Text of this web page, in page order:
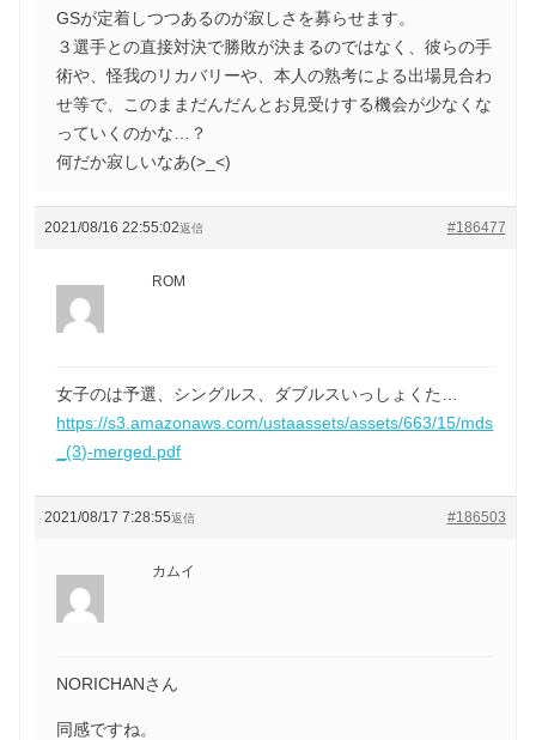
GSが定着しつつあるのが寂しさを募らせます。
３選手との直接対決で勝敗が決まるのではなく、彼らの手
術や、怪我のリカバリーや、本人の熟考による出場見合わ
せ等で、このままだんだんとお見受けする機会が少なくな
っていくのかな…？
何だか寂しいなあ(>_<)
2021/08/16 22:55:02 #186477
返信
ROM
女子のは予選、シングルス、ダブルスいっしょくた…
https://s3.amazonaws.com/ustaassets/assets/663/15/mds
_(3)-merged.pdf
2021/08/17 7:28:55 #186503
返信
カムイ
NORICHANさん
同感ですね。